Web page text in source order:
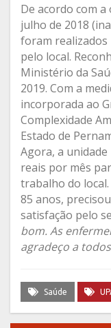
De acordo com a
julho de 2018
foram realizados
pelo local.
Ministério da
2019. Com a
incorporada ao
Complexidade
Estado de
Agora, a
reais por mês
trabalho do local.
85 anos,
satisfação pelo
bom. As
agradeço a todos
Saúde